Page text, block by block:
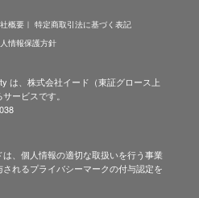
概要
特定商取引法に基づく表記
情報保護方針
は、株式会社イード（東証グロース上
ービスです。
、個人情報の適切な取扱いを行う事業
れるプライバシーマークの付与認定を